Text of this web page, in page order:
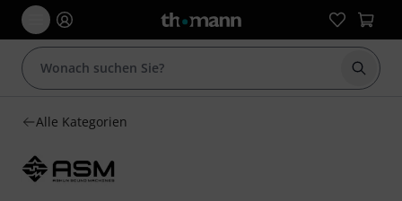
Suche
Alle Kategorien